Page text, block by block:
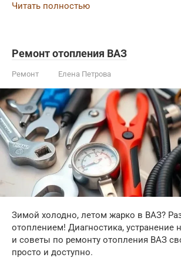
Читать полностью
Ремонт отопления ВАЗ
Ремонт Елена Петрова
Зимой холодно, летом жарко в ВАЗ?
отоплением! Диагностика, устранение
и советы по ремонту отопления ВАЗ
просто и доступно.